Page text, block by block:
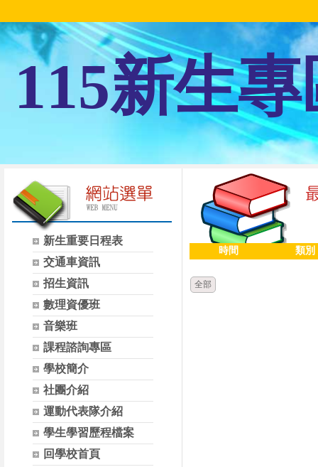
115新生
新生重要日程表
交通車資訊
招生資訊
數理資優班
音樂班
課程諮詢專區
學校簡介
社團介紹
運動代表隊介紹
學生學習歷程檔案
回學校首頁
時間 類別
全部